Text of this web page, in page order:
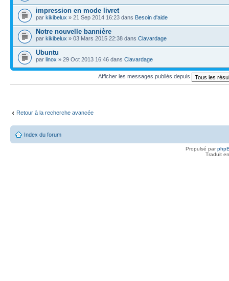
impression en mode livret
par kikibelux » 21 Sep 2014 16:23 dans Besoin d'aide
Notre nouvelle bannière
par kikibelux » 03 Mars 2015 22:38 dans Clavardage
Ubuntu
par linox » 29 Oct 2013 16:46 dans Clavardage
Afficher les messages publiés depuis
Retour à la recherche avancée
Index du forum
Propulsé par
Traduit